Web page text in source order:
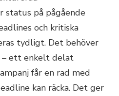
status på pågående
och kritiska
tydligt. Det behöver
– ett enkelt delat
får en rad med
kan räcka. Det ger